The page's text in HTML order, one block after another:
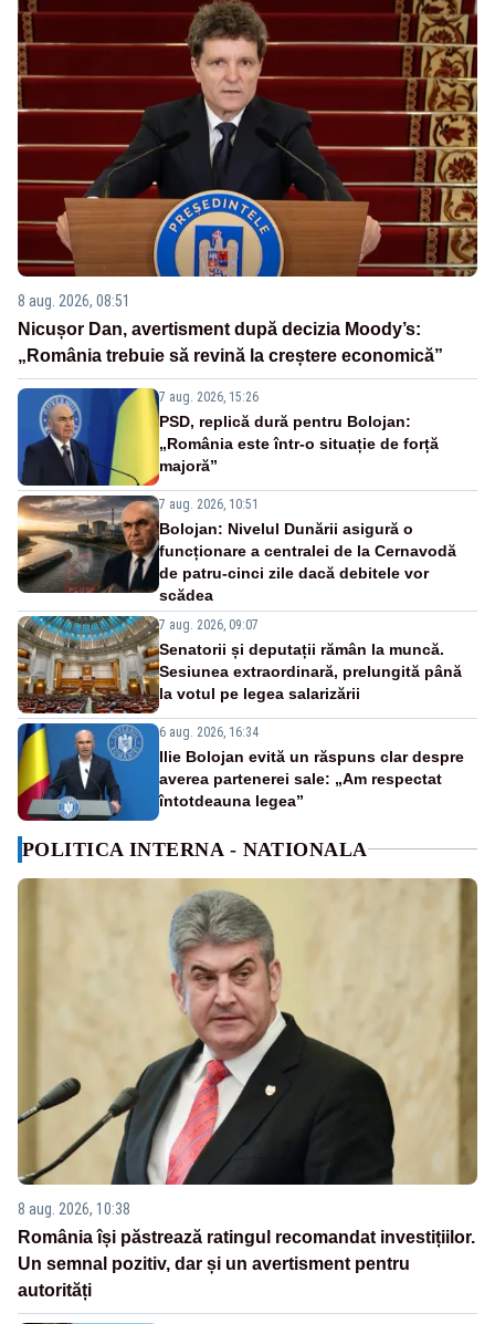
8 aug. 2026, 08:51
Nicușor Dan, avertisment după decizia Moody’s:
„România trebuie să revină la creștere economică”
7 aug. 2026, 15:26
PSD, replică dură pentru Bolojan:
„România este într-o situație de forță
majoră”
7 aug. 2026, 10:51
Bolojan: Nivelul Dunării asigură o
funcționare a centralei de la Cernavodă
de patru-cinci zile dacă debitele vor
scădea
7 aug. 2026, 09:07
Senatorii și deputații rămân la muncă.
Sesiunea extraordinară, prelungită până
la votul pe legea salarizării
6 aug. 2026, 16:34
Ilie Bolojan evită un răspuns clar despre
averea partenerei sale: „Am respectat
întotdeauna legea”
POLITICA INTERNA - NATIONALA
8 aug. 2026, 10:38
România își păstrează ratingul recomandat investițiilor.
Un semnal pozitiv, dar și un avertisment pentru
autorități